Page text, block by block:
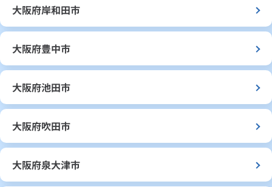
大阪府岸和田市
大阪府豊中市
大阪府池田市
大阪府吹田市
大阪府泉大津市